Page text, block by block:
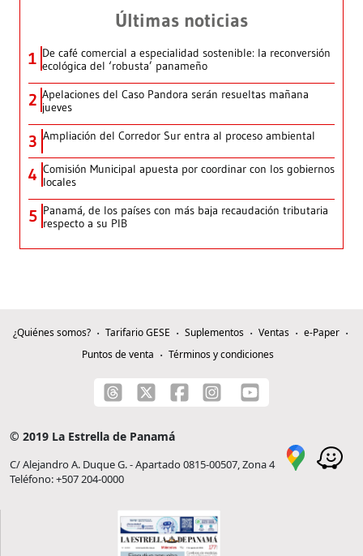
Últimas noticias
1 De café comercial a especialidad sostenible: la reconversión
ecológica del ‘robusta’ panameño
2 Apelaciones del Caso Pandora serán resueltas mañana
jueves
3 Ampliación del Corredor Sur entra al proceso ambiental
4 Comisión Municipal apuesta por coordinar con los gobiernos
locales
5 Panamá, de los países con más baja recaudación tributaria
respecto a su PIB
¿Quiénes somos? Tarifario GESE Suplementos Ventas
e-Paper
Puntos de venta
Términos y condiciones
© 2019 La Estrella de Panamá
C/ Alejandro A. Duque G. - Apartado 0815-00507, Zona 4
Teléfono: +507 204-0000